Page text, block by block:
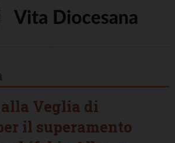
Veglia di
il superamento